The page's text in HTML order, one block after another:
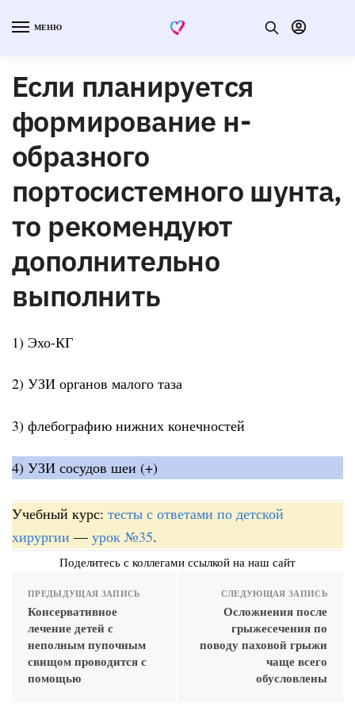
МЕНЮ
Если планируется
формирование н-
образного
портосистемного шунта,
то рекомендуют
дополнительно
выполнить
1) Эхо-КГ
2) УЗИ органов малого таза
3) флебографию нижних конечностей
4) УЗИ сосудов шеи (+)
Учебный курс: тесты с ответами по детской
хирургии — урок №35.
Поделитесь с коллегами ссылкой на наш сайт
ПРЕДЫДУЩАЯ ЗАПИСЬ
Консервативное
лечение детей с
неполным пупочным
свищом проводится с
помощью
СЛЕДУЮЩАЯ ЗАПИСЬ
Осложнения после
грыжесечения по
поводу паховой грыжи
чаще всего
обусловлены